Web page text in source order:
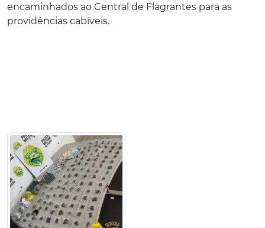
encaminhados ao Central de Flagrantes para as
providências cabíveis.